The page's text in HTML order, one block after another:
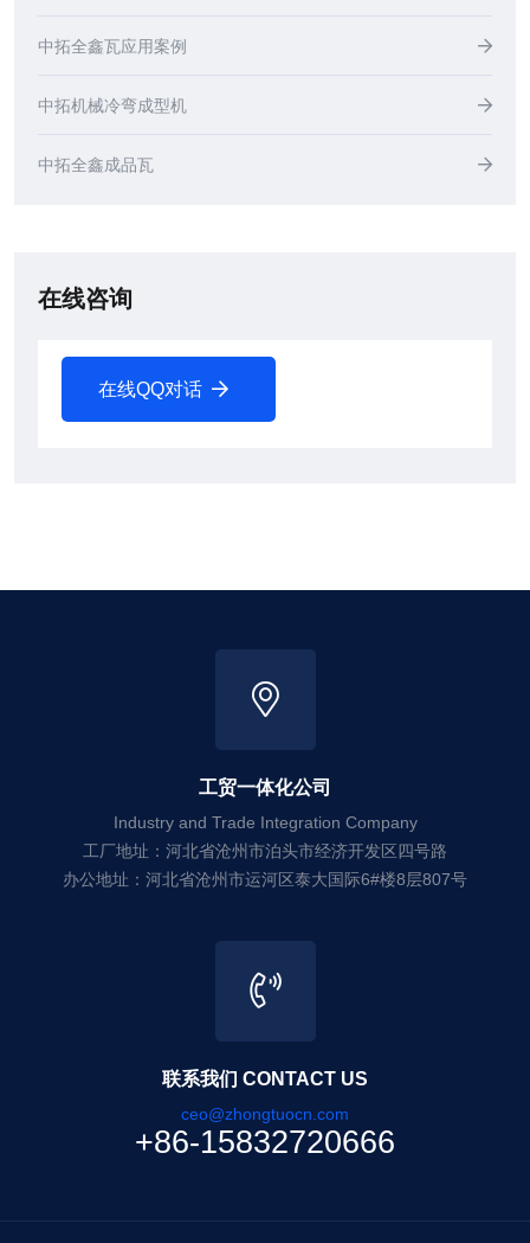
中拓全鑫瓦应用案例
中拓机械冷弯成型机
中拓全鑫成品瓦
在线咨询
在线QQ对话
工贸一体化公司
Industry and Trade Integration Company
工厂地址：河北省沧州市泊头市经济开发区四号路
办公地址：河北省沧州市运河区泰大国际6#楼8层807号
联系我们 CONTACT US
ceo@zhongtuocn.com
+86-15832720666